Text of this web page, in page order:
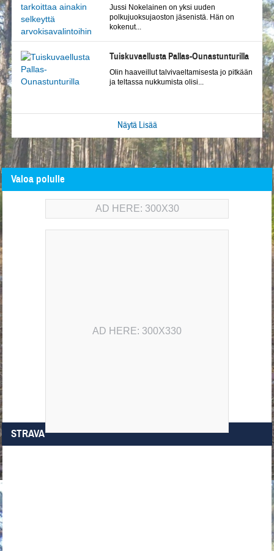
Jussi Nokelainen on yksi uuden
polkujuoksujaoston jäsenistä. Hän on
kokenut...
Tuiskuvaellusta Pallas-Ounastunturilla
Olin haaveillut talvivaeltamisesta jo pitkään
ja teltassa nukkumista olisi...
Näytä Lisää
Valoa polulle
AD HERE: 300X30
AD HERE: 300X330
STRAVA